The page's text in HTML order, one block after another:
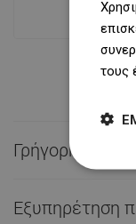
Γρήγορη επαφή
Εξυπηρέτηση
τους